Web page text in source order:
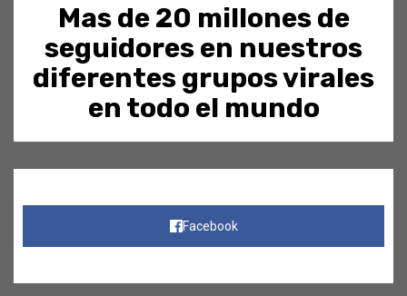
Mas de 20 millones de
seguidores en nuestros
diferentes grupos virales
en todo el mundo
Facebook